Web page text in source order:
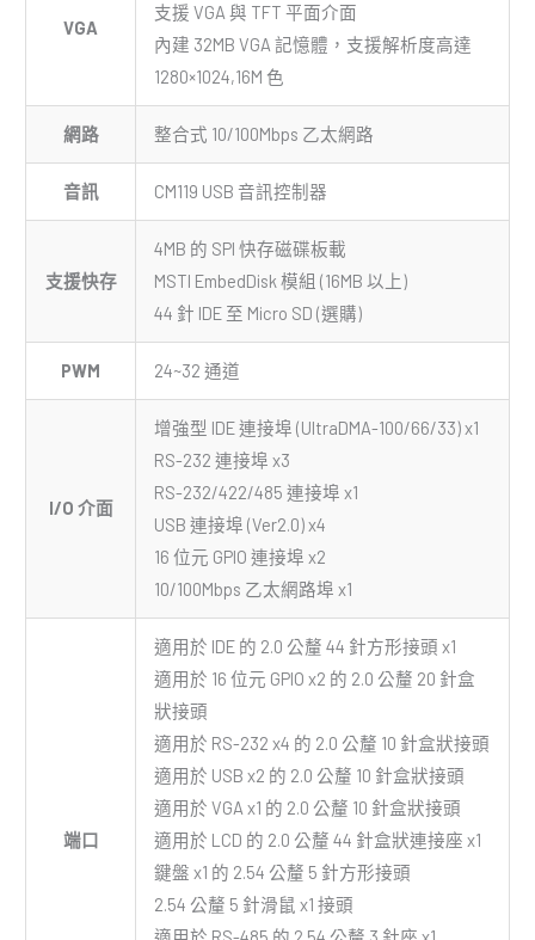
VGA
支援 VGA 與 TFT 平面介面
內建 32MB VGA 記憶體，支援解析度高達
1280×1024,16M 色
網路 整合式 10/100Mbps 乙太網路
音訊 CM119 USB 音訊控制器
支援快存
4MB 的 SPI 快存磁碟板載
MSTI EmbedDisk 模組 (16MB 以上)
44 針 IDE 至 Micro SD (選購)
PWM 24~32 通道
I/O 介面
增強型 IDE 連接埠 (UltraDMA-100/66/33) x1
RS-232 連接埠 x3
RS-232/422/485 連接埠 x1
USB 連接埠 (Ver2.0) x4
16 位元 GPIO 連接埠 x2
10/100Mbps 乙太網路埠 x1
端口
適用於 IDE 的 2.0 公釐 44 針方形接頭 x1
適用於 16 位元 GPIO x2 的 2.0 公釐 20 針盒
狀接頭
適用於 RS-232 x4 的 2.0 公釐 10 針盒狀接頭
適用於 USB x2 的 2.0 公釐 10 針盒狀接頭
適用於 VGA x1 的 2.0 公釐 10 針盒狀接頭
適用於 LCD 的 2.0 公釐 44 針盒狀連接座 x1
鍵盤 x1 的 2.54 公釐 5 針方形接頭
2.54 公釐 5 針滑鼠 x1 接頭